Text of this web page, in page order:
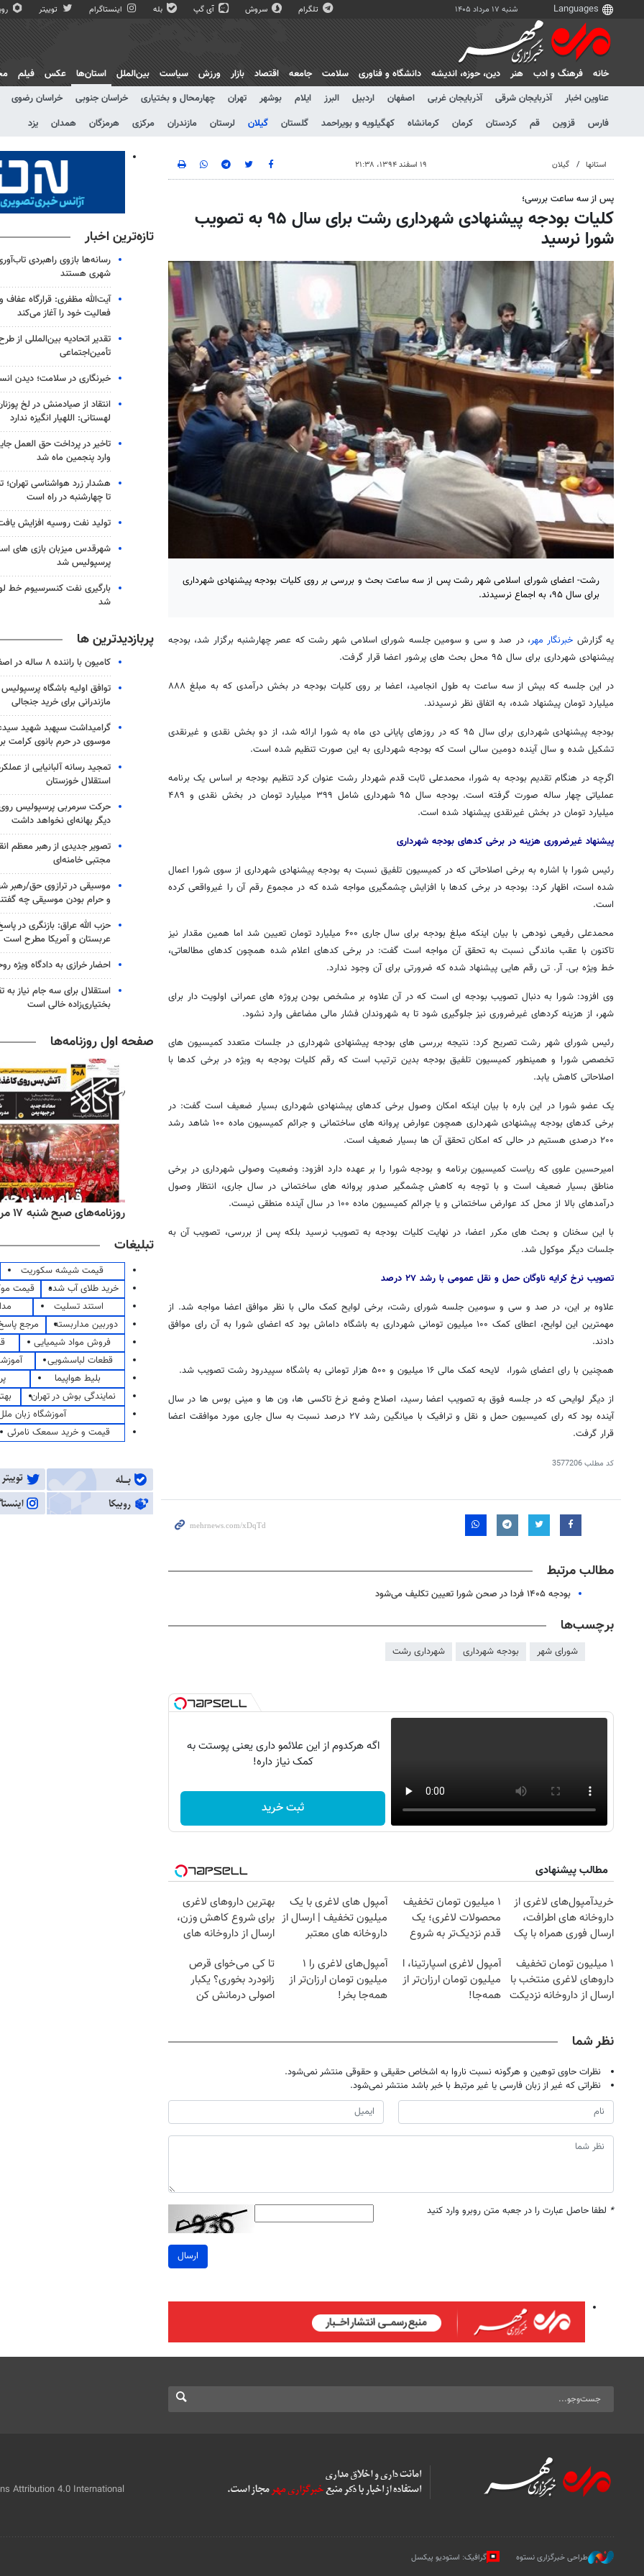
شنبه ۱۷ مرداد ۱۴۰۵ تلگرام سروش آی گپ بله اینستاگرام توییتر
خانه فرهنگ و ادب هنر دين، حوزه، انديشه دانشگاه و فناوری سلامت جامعه اقتصاد بازار ورزش سیاست بین‌الملل
استان‌ها
عناوین اخبار
آذربایجان شرقی آذربایجان غربی اصفهان اردبیل البرز ایلام بوشهر تهران چهارمحال و بختیاری خراسان جنوبی خراسان رضوی
فارس
قزوین قم کردستان کرمان کرمانشاه کهگیلویه و بویراحمد گلستان گیلان لرستان مازندران مرکزی هرمزگان همدان یزد
عکس فیلم
استانها گیلان ۱۹ اسفند ۱۳۹۴، ۲۱:۳۸
پس از سه ساعت بررسی؛
کلیات بودجه پیشنهادی شهرداری رشت برای سال ۹۵ به تصویب
شورا نرسید
رشت- اعضای شورای اسلامی شهر رشت پس از سه ساعت بحث و بررسی بر روی کلیات بودجه پیشنهادی شهرداری
برای سال ۹۵، به اجماع نرسیدند.
یه گزارش خبرنگار مهر، در صد و سی و سومین جلسه شورای اسلامی شهر رشت که عصر چهارشنبه برگزار شد، بودجه
پیشنهادی شهرداری برای سال ۹۵ محل بحث های پرشور اعضا قرار گرفت.
در این جلسه که بیش از سه ساعت به طول انجامید، اعضا بر روی کلیات بودجه در بخش درآمدی که به مبلغ ۸۸۸
میلیارد تومان پیشنهاد شده، به اتفاق نظر نرسیدند.
بودجه پیشنهادی شهرداری برای سال ۹۵ که در روزهای پایانی دی ماه به شورا ارائه شد، از دو بخش نقدی و غیرنقدی
تشکیل شده و سال آینده دومین سالی است که بودجه شهرداری به این صورت تنظیم شده است.
اگرچه در هنگام تقدیم بودجه به شورا، محمدعلی ثابت قدم شهردار رشت عنوان کرد تنظیم بودجه بر اساس یک برنامه
عملیاتی چهار ساله صورت گرفته است. بودجه سال ۹۵ شهرداری شامل ۳۹۹ میلیارد تومان در بخش نقدی و ۴۸۹
میلیارد تومان در بخش غیرنقدی پیشنهاد شده است.
پیشنهاد غیرضروری هزینه در برخی کدهای بودجه شهرداری
رئیس شورا با اشاره به برخی اصلاحاتی که در کمیسیون تلفیق نسبت به بودجه پیشنهادی شهرداری از سوی شورا اعمال
شده است، اظهار کرد: بودجه در برخی کدها با افزایش چشمگیری مواجه شده که در مجموع رقم آن را غیرواقعی کرده
است.
محمدعلی رفیعی نودهی با بیان اینکه مبلغ بودجه برای سال جاری ۶۰۰ میلیارد تومان تعیین شد اما همین مقدار نیز
تاکنون با عقب ماندگی نسبت به تحقق آن مواجه است گفت: در برخی کدهای اعلام شده همچون کدهای مطالعاتی،
خط ویژه بی. آر. تی رقم هایی پیشنهاد شده که ضرورتی برای آن وجود ندارد.
وی افزود: شورا به دنبال تصویب بودجه ای است که در آن علاوه بر مشخص بودن پروژه های عمرانی اولویت دار برای
شهر، از هزینه کردهای غیرضروری نیز جلوگیری شود تا به شهروندان فشار مالی مضاعفی وارد نشود.
رئیس شورای شهر رشت تصریح کرد: نتیجه بررسی های بودجه پیشنهادی شهرداری در جلسات متعدد کمیسیون های
تخصصی شورا و همینطور کمیسیون تلفیق بودجه بدین ترتیب است که رقم کلیات بودجه به ویژه در برخی کدها با
اصلاحاتی کاهش یابد.
یک عضو شورا در این باره با بیان اینکه امکان وصول برخی کدهای پیشنهادی شهرداری بسیار ضعیف است گفت: در
برخی کدهای بودجه پیشنهادی شهرداری همچون عوارض پروانه های ساختمانی و جرائم کمیسیون ماده ۱۰۰ شاهد رشد
۲۰۰ درصدی هستیم در حالی که امکان تحقق آن ها بسیار ضعیف است.
امیرحسین علوی که ریاست کمیسیون برنامه و بودجه شورا را بر عهده دارد افزود: وضعیت وصولی شهرداری در برخی
مناطق بسیار ضعیف است و با توجه به کاهش چشمگیر صدور پروانه های ساختمانی در سال جاری، انتظار وصول
درآمدهای بالا از محل کد عوارض ساختمانی و یا جرائم کمیسیون ماده ۱۰۰ در سال آینده منطقی نیست.
با این سخنان و بحث های مکرر اعضا، در نهایت کلیات بودجه به تصویب نرسید بلکه پس از بررسی، تصویب آن به
جلسات دیگر موکول شد.
تصویب نرخ کرایه ناوگان حمل و نقل عمومی با رشد ۲۷ درصد
علاوه بر این، در صد و سی و سومین جلسه شورای رشت، برخی لوایح کمک مالی با نظر موافق اعضا مواجه شد. از
مهمترین این لوایح، اعطای کمک ۱۰۰ میلیون تومانی شهرداری به باشگاه داماش بود که اعضای شورا به آن رای موافق
دادند.
همچنین با رای اعضای شورا، لایحه کمک مالی ۱۶ میلیون و ۵۰۰ هزار تومانی به باشگاه سپیدرود رشت تصویب شد.
از دیگر لوایحی که در جلسه فوق به تصویب اعضا رسید، اصلاح وضع نرخ تاکسی ها، ون ها و مینی بوس ها در سال
آینده بود که رای کمیسیون حمل و نقل و ترافیک با میانگین رشد ۲۷ درصد نسبت به سال جاری مورد موافقت اعضا
قرار گرفت.
کد مطلب3577206
مطالب مرتبط
بودجه ۱۴۰۵ فردا در صحن شورا تعیین تکلیف می‌شود
برچسب‌ها
شورای شهر بودجه شهرداری شهرداری رشت
اگه هرکدوم از این علائمو داری یعنی پوستت به
کمک نیاز داره!
ثبت خرید
مطالب پیشنهادی
خریدآمپول‌های لاغری از
داروخانه های اطرافت،
ارسال فوری همراه با پک
۱ میلیون تومان تخفیف
محصولات لاغری؛ یک
قدم نزدیک‌تر به شروع
آمپول های لاغری با یک
میلیون تخفیف | ارسال از
داروخانه های معتبر
بهترین داروهای لاغری
برای شروع کاهش وزن،
ارسال از داروخانه های
۱ میلیون تومان تخفیف
داروهای لاغری منتخب با
ارسال از داروخانه نزدیکت
آمپول لاغری اسپارتینا، ا
میلیون تومان ارزان‌تر از
همه‌جا!
آمپول‌های لاغری را ۱
میلیون تومان ارزان‌تر از
همه‌جا بخر!
تا کی می‌خوای قرص
زانودرد بخوری؟ یکبار
اصولی درمانش کن
نظر شما
نظرات حاوی توهین و هرگونه نسبت ناروا به اشخاص حقیقی و حقوقی منتشر نمی‌شود.
نظراتی که غیر از زبان فارسی یا غیر مرتبط با خبر باشد منتشر نمی‌شود.
* لطفا حاصل عبارت را در جعبه متن روبرو وارد کنید
ارسال
تازه‌ترین اخبار
رسانه‌ها بازوی راهبردی
شهری هستند
آیت‌الله مظفری: قرارگاه
فعالیت خود را آغاز می‌کند
تقدیر اتحادیه بین‌المللی از
تأمین‌اجتماعی
خبرنگاری در سلامت؛ دیدن
انتقاد از صیادمنش در لخ
لهستانی: اللهیار انگیزه ندارد
تاخیر در پرداخت حق العمل
وارد پنجمین ماه شد
هشدار زرد هواشناسی تهران؛
تا چهارشنبه در راه است
تولید نفت روسیه افزایش
شهرقدس میزبان بازی های
پرسپولیس شد
بارگیری نفت کنسرسیوم خط
شد
پربازدیدترین ها
کامیون با راننده ۸ ساله در اصفهان توقیف شد
توافق اولیه باشگاه
مازندرانی برای خرید جنجالی
گرامیداشت سپهبد شهید
موسوی در حرم بانوی کرامت
تمجید رسانه آلبانیایی از
استقلال خوزستان
حرکت سرمربی پرسپولیس روی
دیگر بهانه‌ای نخواهد داشت
تصویر جدیدی از رهبر معظم
مجتبی خامنه‌ای
موسیقی در ترازوی حق/رهبر
و حرام بودن موسیقی چه
حزب الله عراق: بازنگری در
عربستان و آمریکا مطرح است
احضار خرازی به دادگاه ویژه
استقلال برای سه جام نیاز
بختیاری‌زاده خالی است
صفحه اول روزنامه‌ها
روزنامه‌های اقتصادی شنبه ۱۷ مرداد ۱۴۰۵ روزنامه‌های ورزشی شنبه ۱۷ مرداد ۱۴۰۵ روزنامه‌های صبح شنبه ۱۷ مرداد ۱۴۰۵
تبلیغات
قیمت شیشه سکوریت
خرید طلای آب شده
قیمت
استند تسلیت
دوربین مداربسته
مرجع
فروش مواد شیمیایی
قطعات لباسشویی
بلیط هواپیما
نمایندگی بوش در تهران
آموزشگاه زبان
قیمت و خرید سمعک نامرئی
Attribution 4.0 International
طراحی خبرگزاری نستوه گرافیک: استودیو پیکسل